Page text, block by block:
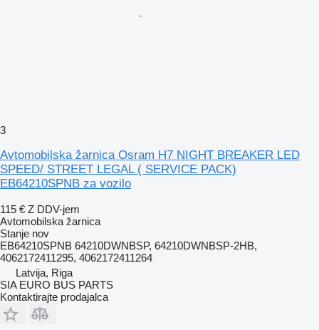
3
Avtomobilska žarnica Osram H7 NIGHT BREAKER LED
SPEED/ STREET LEGAL ( SERVICE PACK)
EB64210SPNB za vozilo
115 € Z DDV-jem
Avtomobilska žarnica
Stanje nov
EB64210SPNB 64210DWNBSP, 64210DWNBSP-2HB,
4062172411295, 4062172411264
Latvija, Riga
SIA EURO BUS PARTS
Kontaktirajte prodajalca